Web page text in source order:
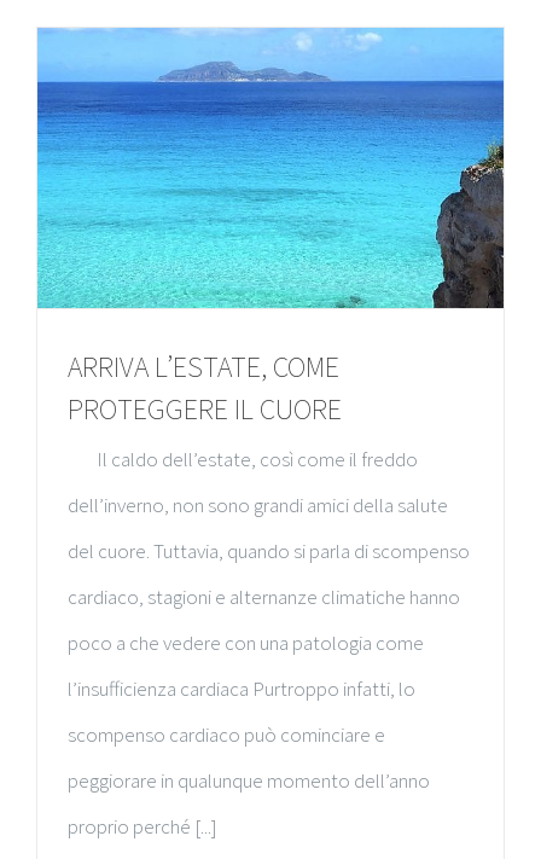
ARRIVA L’ESTATE, COME
PROTEGGERE IL CUORE
Il caldo dell’estate, così come il freddo
dell’inverno, non sono grandi amici della salute
del cuore. Tuttavia, quando si parla di scompenso
cardiaco, stagioni e alternanze climatiche hanno
poco a che vedere con una patologia come
l’insufficienza cardiaca Purtroppo infatti, lo
scompenso cardiaco può cominciare e
peggiorare in qualunque momento dell’anno
proprio perché [...]